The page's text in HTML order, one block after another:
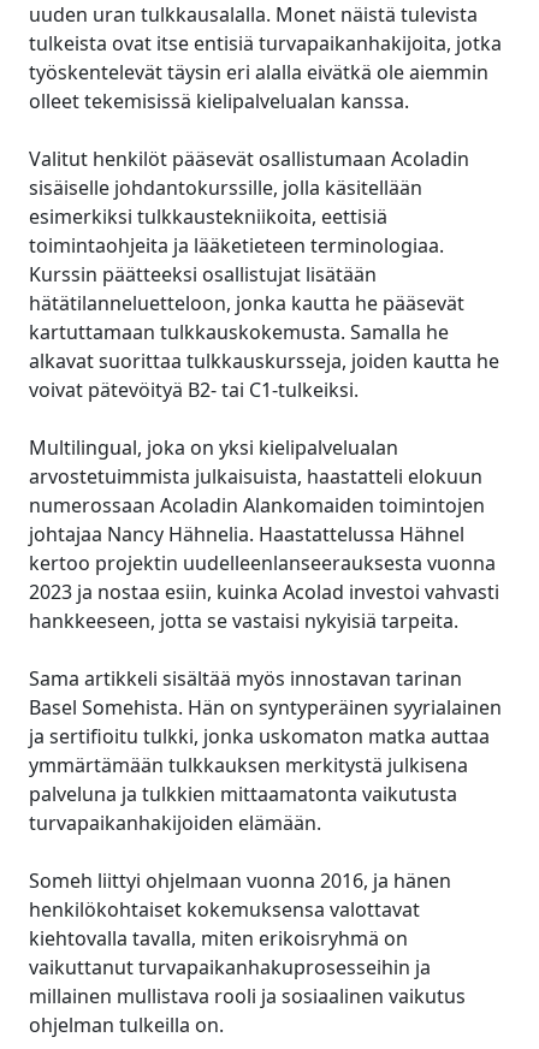
Valmistava Teollisuus
Rahoitus
Juridiikka
Julkiset Instituutiot
Puolustus ja Turvallisuus
Kaikki toimialat
Tapaa Lia
Nopea, älykäs ja skaalautuva AI-käännös
uuden uran tulkkausalalla. Monet näistä tulevista
tulkeista ovat itse entisiä turvapaikanhakijoita, jotka
työskentelevät täysin eri alalla eivätkä ole aiemmin
olleet tekemisissä kielipalvelualan kanssa.
Valitut henkilöt pääsevät osallistumaan Acoladin
sisäiselle johdantokurssille, jolla käsitellään
esimerkiksi tulkkaustekniikoita, eettisiä
toimintaohjeita ja lääketieteen terminologiaa.
Kurssin päätteeksi osallistujat lisätään
hätätilanneluetteloon, jonka kautta he pääsevät
kartuttamaan tulkkauskokemusta. Samalla he
alkavat suorittaa tulkkauskursseja, joiden kautta he
voivat pätevöityä B2- tai C1-tulkeiksi.
Multilingual, joka on yksi kielipalvelualan
arvostetuimmista julkaisuista, haastatteli elokuun
numerossaan Acoladin Alankomaiden toimintojen
johtajaa Nancy Hähnelia. Haastattelussa Hähnel
kertoo projektin uudelleenlanseerauksesta vuonna
2023 ja nostaa esiin, kuinka Acolad investoi vahvasti
hankkeeseen, jotta se vastaisi nykyisiä tarpeita.
Sama artikkeli sisältää myös innostavan tarinan
Basel Somehista. Hän on syntyperäinen syyrialainen
ja sertifioitu tulkki, jonka uskomaton matka auttaa
ymmärtämään tulkkauksen merkitystä julkisena
palveluna ja tulkkien mittaamatonta vaikutusta
turvapaikanhakijoiden elämään.
Someh liittyi ohjelmaan vuonna 2016, ja hänen
henkilökohtaiset kokemuksensa valottavat
kiehtovalla tavalla, miten erikoisryhmä on
vaikuttanut turvapaikanhakuprosesseihin ja
millainen mullistava rooli ja sosiaalinen vaikutus
ohjelman tulkeilla on.